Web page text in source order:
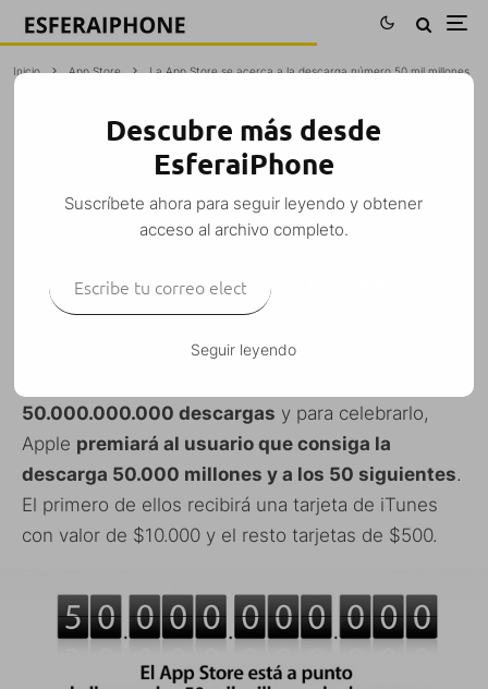
Inicio App Store La App Store se acerca a la descarga número 50 mil millones
LA APP STORE SE ACERCA A LA
DESCARGA NÚMERO 50 MIL MILLONES
M. Alejandro W. García Fuentes (Esfera) ·
curiosidades iPad iPad Mini iPhone
50.000.000.000 descargas y para celebrarlo,
Apple premiará al usuario que consiga la
descarga 50.000 millones y a los 50 siguientes.
El primero de ellos recibirá una tarjeta de iTunes
con valor de $10.000 y el resto tarjetas de $500.
Descubre más desde
EsferaiPhone
Suscríbete ahora para seguir leyendo y obtener
acceso al archivo completo.
Seguir leyendo